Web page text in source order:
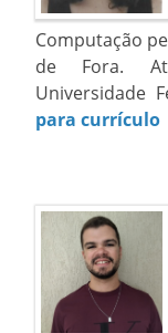
Computação
de Fora.
Universidade
para currículo